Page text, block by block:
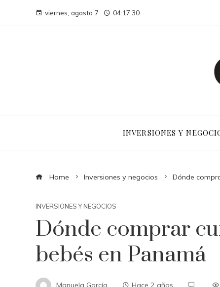
viernes, agosto 7 04:17:31
INVERSIONES Y
Home Inversiones y negocios Dónde
INVERSIONES Y NEGOCIOS
Dónde comprar
bebés en Panamá
Manuela García Hace 2 años